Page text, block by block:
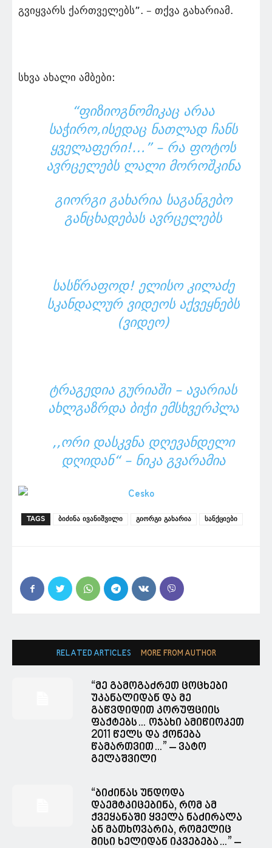
გვიყვარს ქართველებს”. – თქვა გახარიამ.
სხვა ახალი ამბები:
“ᲤᲘᲖᲘᲝᲒᲜᲝᲛᲘᲙᲐᲪ ᲐᲠᲐᲐ
ᲡᲐᲭᲘᲠᲝ,ᲘᲡᲔᲓᲐᲪ ᲜᲐᲗᲚᲐᲓ ᲩᲐᲜᲡ
ᲧᲕᲔᲚᲐᲤᲔᲠᲘ!…” – ᲠᲐ ᲤᲝᲢᲝᲡ
ᲐᲕᲠᲪᲔᲚᲔᲑᲡ ᲚᲐᲚᲘ ᲛᲝᲠᲝᲨᲙᲘᲜᲐ
ᲒᲘᲝᲠᲒᲘ ᲒᲐᲮᲐᲠᲘᲐ ᲡᲐᲒᲐᲜᲒᲔᲑᲝ
ᲒᲐᲜᲪᲮᲐᲓᲔᲑᲐᲡ ᲐᲕᲠᲪᲔᲚᲔᲑᲡ
ᲡᲐᲡᲬᲠᲐᲤᲝᲓ! ᲔᲚᲘᲡᲝ ᲙᲘᲚᲐᲫᲔ
ᲡᲙᲐᲜᲓᲐᲚᲣᲠ ᲕᲘᲓᲔᲝᲡ ᲐᲥᲕᲔᲧᲜᲔᲑᲡ
(ᲕᲘᲓᲔᲝ)
ᲢᲠᲐᲒᲔᲓᲘᲐ ᲒᲣᲠᲘᲐᲨᲘ – ᲐᲕᲐᲠᲘᲐᲡ
ᲐᲮᲚᲒᲐᲖᲠᲓᲐ ᲑᲘᲭᲘ ᲔᲛᲡᲮᲕᲔᲠᲞᲚᲐ
,,ᲝᲠᲘ ᲓᲐᲡᲙᲕᲜᲐ ᲓᲦᲔᲕᲐᲜᲓᲔᲚᲘ
ᲓᲦᲘᲓᲐᲜ“ – ᲜᲘᲙᲐ ᲒᲕᲐᲠᲐᲛᲘᲐ
TAGS ბიძინა ივანიშვილი გიორგი გახარია სანქციები
RELATED ARTICLES MORE FROM AUTHOR
“მე გამოგაძრეთ ცოცხები
უკანალიდან და მე
გაწვდიდით კორუფციის
ფაქტებს… ოჯახი ამიწიოკეთ
2011 წელს და ქონება
წამართვით…” – ვატო
გელაშვილი
“ბიძინას უნდოდა
დაემტკიცებინა, რომ ამ
ქვეყანაში ყველა ნაძირალა
ან მათხოვარია, რომელიც
მისი ხელიდან იკვებება…” –